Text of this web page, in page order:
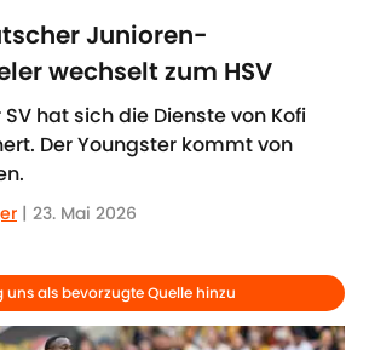
Junioren-
wechselt zum HSV
hat sich die Dienste von Kofi
Der Youngster kommt von
| 23. Mai 2026
uns als bevorzugte Quelle hinzu